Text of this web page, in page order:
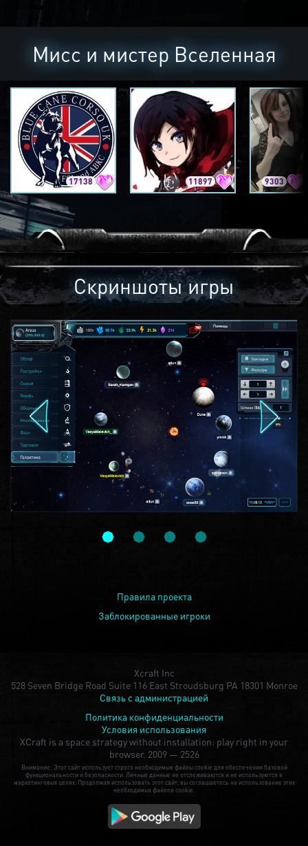
Мисс и мистер Вселенная
17138 11897 9303
Скриншоты игры
Правила проекта
Заблокированные игроки
Xcraft Inc
528 Seven Bridge Road Suite 116 East Stroudsburg PA 18301 Monroe
Связь с администрацией
Политика конфиденциальности
Условия использования
XCraft is a space strategy without installation: play right in your
browser. 2009 — 2526
Внимание: Этот сайт использует строго необходимые файлы cookie для обеспечения базовой
функциональности и безопасности. Личные данные не отслеживаются и не используются в
маркетинговых целях. Продолжая использовать этот сайт, вы соглашаетесь на использование этих
необходимых файлов cookie.